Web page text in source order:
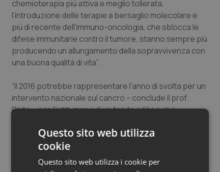
Salute orale & impianti
Sangue & coagulazione
Tiroide
Tumore al seno
Tumori del Polmone & Testa Collo
Tumori gastrointestinali
chemioterapia più attiva e meglio tollerata,
l’introduzione delle terapie a bersaglio molecolare e
più di recente dell’immuno-oncologia, che sblocca le
difese immunitarie contro il tumore, stanno sempre più
producendo un allungamento della sopravvivenza con
una buona qualità di vita”.
“Il 2016 potrebbe rappresentare l’anno di svolta per un
intervento nazionale sul cancro – conclude il prof.
Pinto – con l’istituzione di un fondo ad hoc che
oncologici a forte carattere innovativo. Un vero e
proprio ‘Fondo Nazionale per l’Oncologia’ per la prima
volta in Italia. Questo fondo costituirebbe la risposta
politica alla sfida del secolo: curare i malati di cancro,
Questo sito web utilizza
cookie
Questo sito web utilizza i cookie per